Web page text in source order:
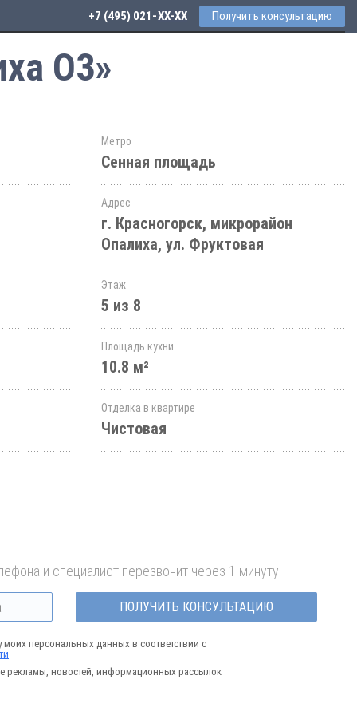
+7 (495) 021-41-76 Получить консультацию
О3»
Метро
Сенная площадь
Адрес
г. Красногорск, микрорайон
Опалиха, ул. Фруктовая
Этаж
5 из 8
Площадь кухни
10.8 м²
Отделка в квартире
Чистовая
и специалист перезвонит через 1 минуту
ПОЛУЧИТЬ КОНСУЛЬТАЦИЮ
моих персональных данных в соответствии с
рекламы, новостей, информационных рассылок